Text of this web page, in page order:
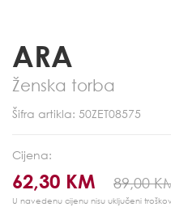
ARA
Ženska torba
Šifra artikla: 50ZET08575
Cijena:
62,30 KM 89,00
U navedenu cijenu nisu uključeni